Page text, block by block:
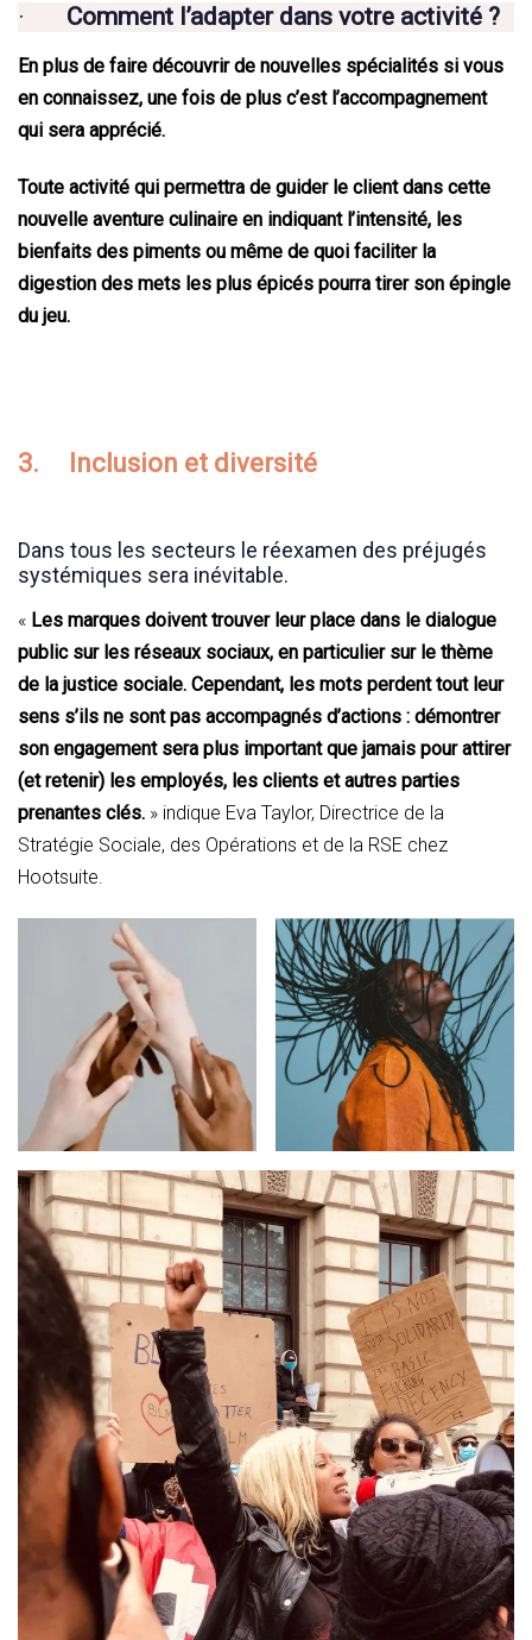
· Comment l’adapter dans votre activité ?
En plus de faire découvrir de nouvelles spécialités si vous
en connaissez, une fois de plus c’est l’accompagnement
qui sera apprécié.
Toute activité qui permettra de guider le client dans cette
nouvelle aventure culinaire en indiquant l’intensité, les
bienfaits des piments ou même de quoi faciliter la
digestion des mets les plus épicés pourra tirer son épingle
du jeu.
3. Inclusion et diversité
Dans tous les secteurs le réexamen des préjugés
systémiques sera inévitable.
« Les marques doivent trouver leur place dans le dialogue
public sur les réseaux sociaux, en particulier sur le thème
de la justice sociale. Cependant, les mots perdent tout leur
sens s’ils ne sont pas accompagnés d’actions : démontrer
son engagement sera plus important que jamais pour attirer
(et retenir) les employés, les clients et autres parties
prenantes clés. » indique Eva Taylor, Directrice de la
Stratégie Sociale, des Opérations et de la RSE chez
Hootsuite.